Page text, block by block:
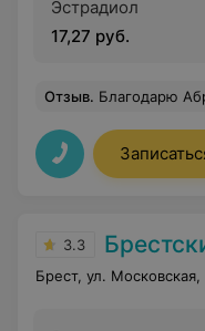
Эстрадиол
17,27 руб.
Отзыв. Благодарю
3.3
Брест, ул. Московская,